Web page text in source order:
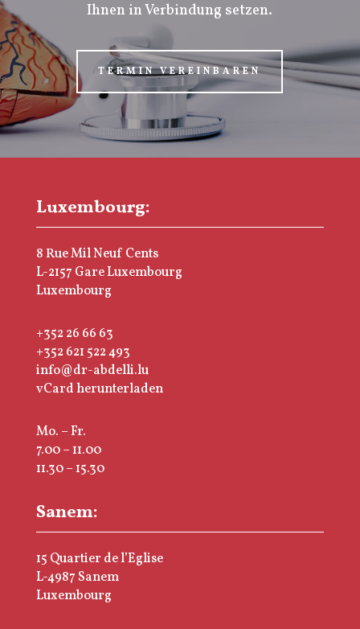
Ihnen in Verbindung setzen.
TERMIN VEREINBAREN
Luxembourg:
8 Rue Mil Neuf Cents
L-2157 Gare Luxembourg
Luxembourg
+352 26 66 63
+352 621 522 493
info@dr-abdelli.lu
vCard herunterladen
Mo. – Fr.
7.00 – 11.00
11.30 – 15.30
Sanem:
15 Quartier de l’Eglise
L-4987 Sanem
Luxembourg